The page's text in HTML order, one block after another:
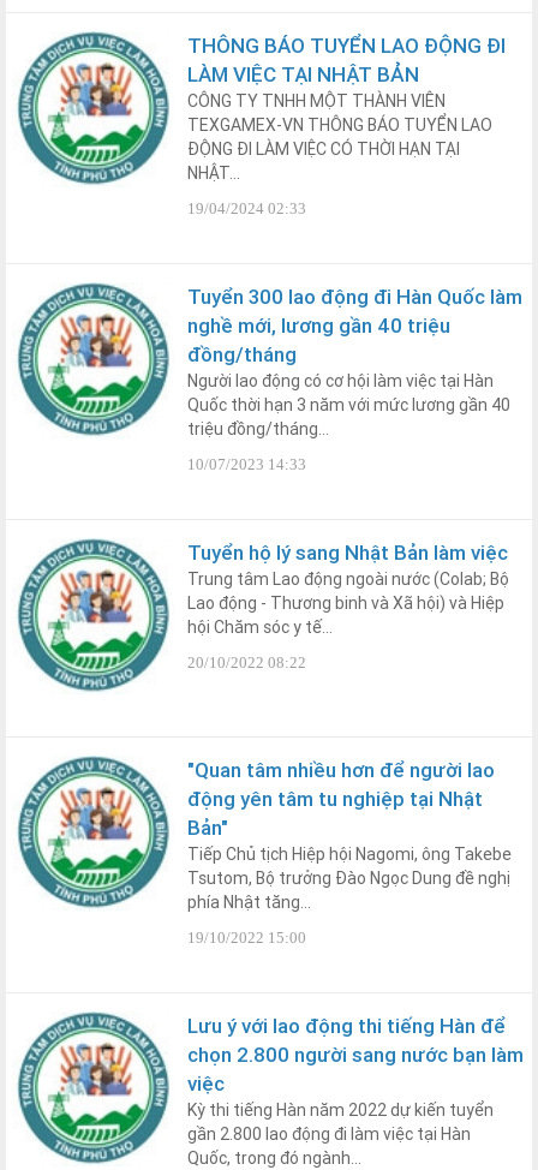
THÔNG BÁO TUYỂN LAO ĐỘNG ĐI
LÀM VIỆC TẠI NHẬT BẢN
CÔNG TY TNHH MỘT THÀNH VIÊN
TEXGAMEX-VN THÔNG BÁO TUYỂN LAO
ĐỘNG ĐI LÀM VIỆC CÓ THỜI HẠN TẠI
NHẬT...
19/04/2024 02:33
Tuyển 300 lao động đi Hàn Quốc làm
nghề mới, lương gần 40 triệu
đồng/tháng
Người lao động có cơ hội làm việc tại Hàn
Quốc thời hạn 3 năm với mức lương gần 40
triệu đồng/tháng...
10/07/2023 14:33
Tuyển hộ lý sang Nhật Bản làm việc
Trung tâm Lao động ngoài nước (Colab; Bộ
Lao động - Thương binh và Xã hội) và Hiệp
hội Chăm sóc y tế...
20/10/2022 08:22
"Quan tâm nhiều hơn để người lao
động yên tâm tu nghiệp tại Nhật
Bản"
Tiếp Chủ tịch Hiệp hội Nagomi, ông Takebe
Tsutom, Bộ trưởng Đào Ngọc Dung đề nghị
phía Nhật tăng...
19/10/2022 15:00
Lưu ý với lao động thi tiếng Hàn để
chọn 2.800 người sang nước bạn làm
việc
Kỳ thi tiếng Hàn năm 2022 dự kiến tuyển
gần 2.800 lao động đi làm việc tại Hàn
Quốc, trong đó ngành...